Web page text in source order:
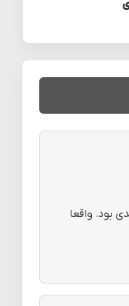
بود. واقعا